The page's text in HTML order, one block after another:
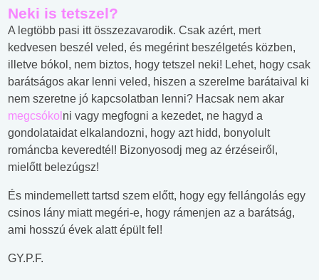
Neki is tetszel?
A legtöbb pasi itt összezavarodik. Csak azért, mert
kedvesen beszél veled, és megérint beszélgetés közben,
illetve bókol, nem biztos, hogy tetszel neki! Lehet, hogy csak
barátságos akar lenni veled, hiszen a szerelme barátaival ki
nem szeretne jó kapcsolatban lenni? Hacsak nem akar
megcsókol ni vagy megfogni a kezedet, ne hagyd a
gondolataidat elkalandozni, hogy azt hidd, bonyolult
románcba keveredtél! Bizonyosodj meg az érzéseiről,
mielőtt belezúgsz!
És mindemellett tartsd szem előtt, hogy egy fellángolás egy
csinos lány miatt megéri-e, hogy rámenjen az a barátság,
ami hosszú évek alatt épült fel!
GY.P.F.